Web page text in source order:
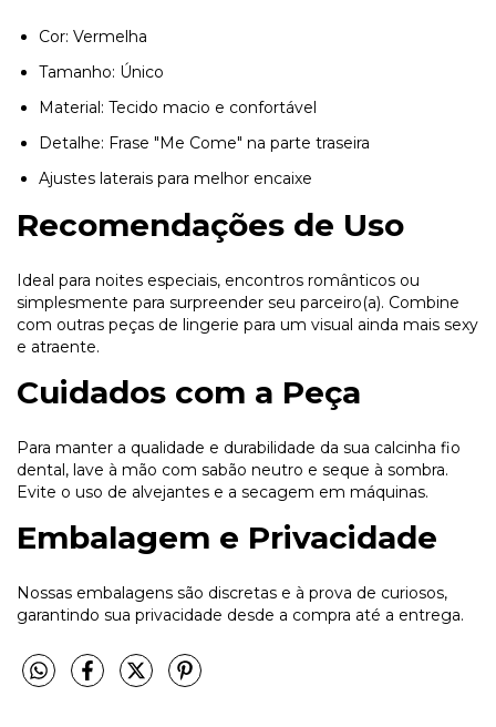
Cor: Vermelha
Tamanho: Único
Material: Tecido macio e confortável
Detalhe: Frase "Me Come" na parte traseira
Ajustes laterais para melhor encaixe
Recomendações de Uso
Ideal para noites especiais, encontros românticos ou
simplesmente para surpreender seu parceiro(a). Combine
com outras peças de lingerie para um visual ainda mais sexy
e atraente.
Cuidados com a Peça
Para manter a qualidade e durabilidade da sua calcinha fio
dental, lave à mão com sabão neutro e seque à sombra.
Evite o uso de alvejantes e a secagem em máquinas.
Embalagem e Privacidade
Nossas embalagens são discretas e à prova de curiosos,
garantindo sua privacidade desde a compra até a entrega.